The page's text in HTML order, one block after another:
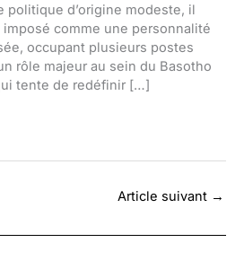
politique d’origine modeste, il
imposé comme une personnalité
occupant plusieurs postes
rôle majeur au sein du Basotho
tente de redéfinir […]
Article suivant →